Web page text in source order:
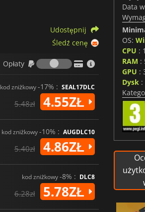
Udostępnij
Śledź cenę
Opłaty
Opłaty
kod zniżkowy-17% : SEAL17DLC
5.48zł 4.55ZŁ
kod zniżkowy-10% : AUGDLC10
5.40zł 4.86ZŁ
kod zniżkowy-8% : DLC8
6.28zł 5.78ZŁ
Data
OS:
CPU :
RAM :
GPU :
Dysk: